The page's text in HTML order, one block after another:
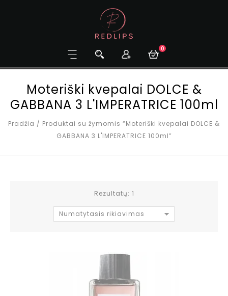
0
Moteriški kvepalai DOLCE &
GABBANA 3 L'IMPERATRICE 100ml
Pradžia / Produktai su žymomis “Moteriški kvepalai DOLCE &
GABBANA 3 L'IMPERATRICE 100ml”
Rezultatų: 1
Numatytasis rikiavimas